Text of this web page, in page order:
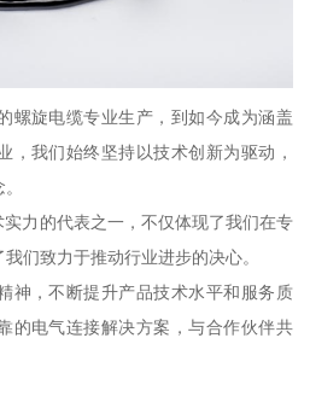
螺旋电缆专业生产，到如今成为涵盖
，我们始终坚持以技术创新为驱动，
力的代表之一，不仅体现了我们在专
们致力于推动行业进步的决心。
神，不断提升产品技术水平和服务质
的电气连接解决方案，与合作伙伴共